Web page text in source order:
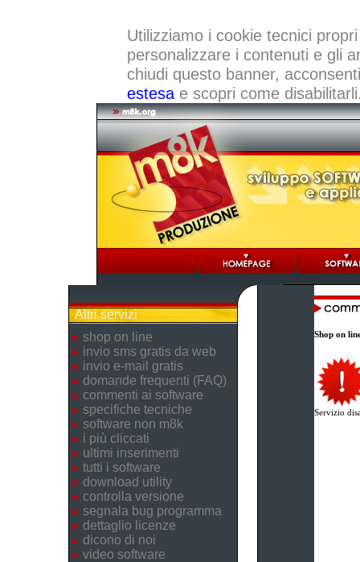
Utilizziamo i cookie tecnici
personalizzare i contenuti e gli
chiudi questo banner,
estesae scopri come
Altri servizi
shop on line
invio sms gratis da web
invio e-mail gratis
domande frequenti (FAQ)
commenti ai software
specifiche tecniche
software non m8k
i più cliccati
ultimi inserimenti
tutti i software
download utility
controlla versione
segnala bug programma
dettaglio licenze
dicono di noi
video software
Shop on
Servizio